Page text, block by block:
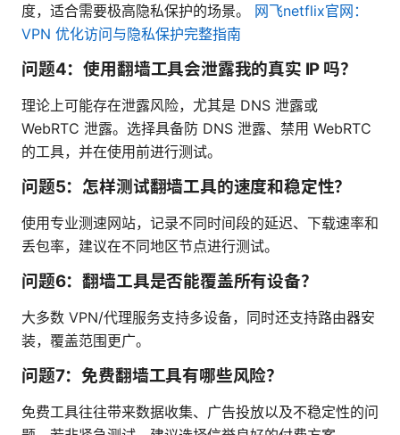
度，适合需要极高隐私保护的场景。 网飞netflix官网：
VPN 优化访问与隐私保护完整指南
问题4：使用翻墙工具会泄露我的真实 IP 吗？
理论上可能存在泄露风险，尤其是 DNS 泄露或
WebRTC 泄露。选择具备防 DNS 泄露、禁用 WebRTC
的工具，并在使用前进行测试。
问题5：怎样测试翻墙工具的速度和稳定性？
使用专业测速网站，记录不同时间段的延迟、下载速率和
丢包率，建议在不同地区节点进行测试。
问题6：翻墙工具是否能覆盖所有设备？
大多数 VPN/代理服务支持多设备，同时还支持路由器安
装，覆盖范围更广。
问题7：免费翻墙工具有哪些风险？
免费工具往往带来数据收集、广告投放以及不稳定性的问